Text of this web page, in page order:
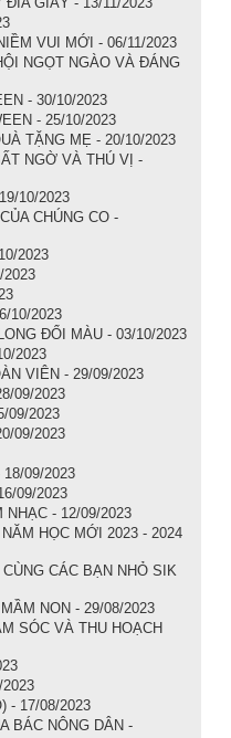
VUI MỚI - 06/11/2023
NGỌT NGÀO VÀ ĐÁNG
- 30/10/2023
- 25/10/2023
TẶNG MẸ - 20/10/2023
NGỜ VÀ THÚ VỊ -
10/2023
CHÚNG CO -
2023
2023
10/2023
ĐỔI MÀU - 03/10/2023
2023
VIÊN - 29/09/2023
09/2023
09/2023
09/2023
09/2023
09/2023
NHẠC - 12/09/2023
HỌC MỚI 2023 - 2024
CÁC BẠN NHỎ SIK
NON - 29/08/2023
SÓC VÀ THU HOẠCH
- 17/08/2023
BÁC NÔNG DÂN -